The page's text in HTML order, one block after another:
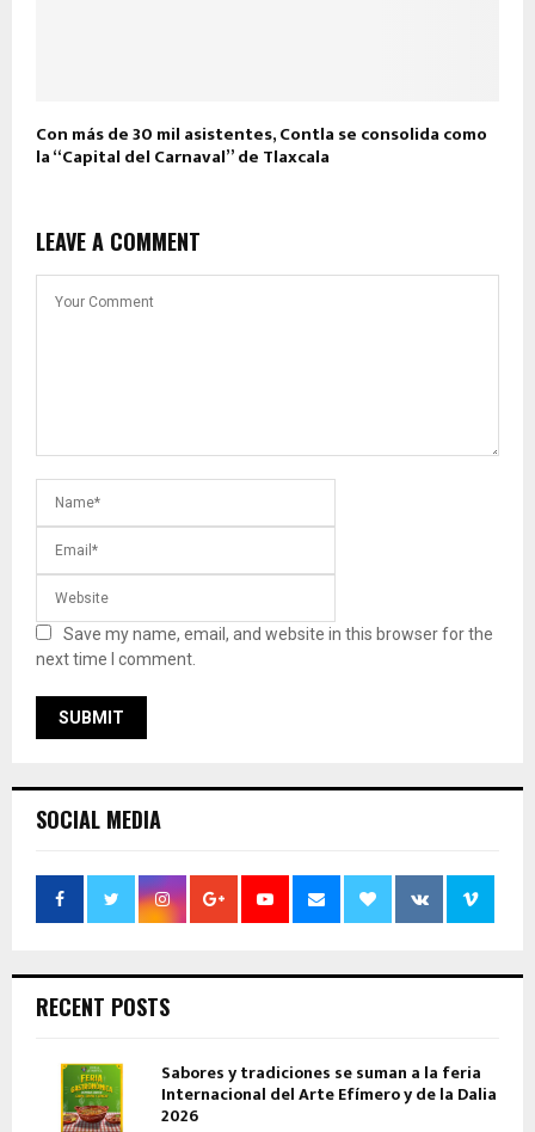
Con más de 30 mil asistentes, Contla se consolida como
la “Capital del Carnaval” de Tlaxcala
LEAVE A COMMENT
Save my name, email, and website in this browser for the
next time I comment.
SOCIAL MEDIA
RECENT POSTS
Sabores y tradiciones se suman a la feria
Internacional del Arte Efímero y de la Dalia
2026